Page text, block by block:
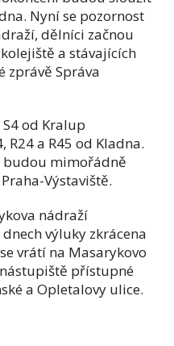
Nyní se pozornost
dělníci začnou
a stávajících
zprávě Správa
od Kralup
R24 a R45 od Kladna.
budou mimořádně
Výstaviště.
nádraží
výluky zkrácena
vrátí na Masarykovo
přístupné
a Opletalovy ulice.